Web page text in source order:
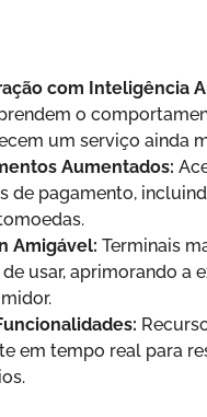
com Inteligência
o
um serviço ainda
Aumentados:
de pagamento,
Amigável: Terminais
usar, aprimorando a
em tempo real para